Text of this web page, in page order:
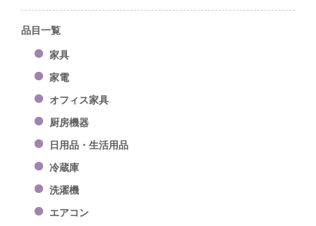
品目一覧
家具
家電
オフィス家具
厨房機器
日用品・生活用品
冷蔵庫
洗濯機
エアコン